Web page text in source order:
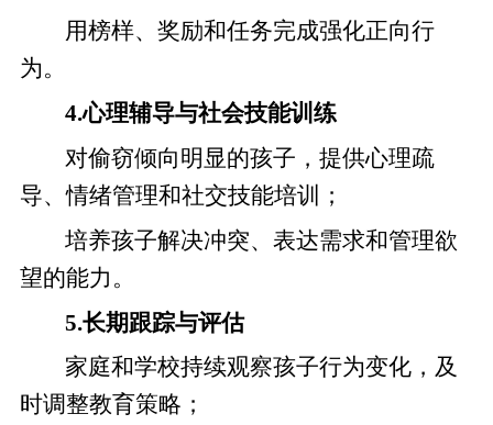
用榜样、奖励和任务完成强化正向行
为。
4.心理辅导与社会技能训练
对偷窃倾向明显的孩子，提供心理疏
导、情绪管理和社交技能培训；
培养孩子解决冲突、表达需求和管理欲
望的能力。
5.长期跟踪与评估
家庭和学校持续观察孩子行为变化，及
时调整教育策略；